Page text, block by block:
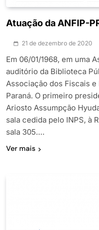
Atuação da ANFIP-
21 de dezembro de 2020
Em 06/01/1968, em uma
auditório da Biblioteca
Associação dos Fiscais
Paraná. O primeiro
Ariosto Assumpção
sala cedida pelo INPS, à
sala 305….
Ver mais